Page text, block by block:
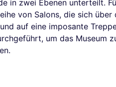
in zwei Ebenen unterteilt.
von Salons, die sich
auf eine imposante
um das Museum